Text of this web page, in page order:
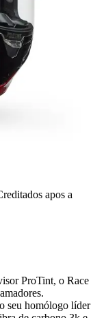
apos a
ProTint, o Race
seu homólogo líder